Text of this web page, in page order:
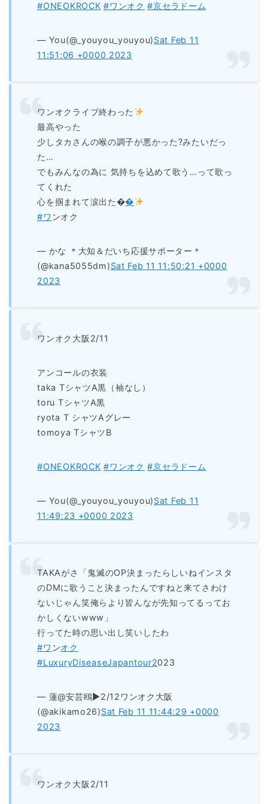
#ONEOKROCK #ワンオク #京セラドーム
— You(@_youyou_youyou)Sat Feb 11
11:51:06 +0000 2023
ワンオクライブ終わった
最高やった
少しタカさんの喉の調子が悪かった?みたいだっ
た…
でもみんなの為に 気持ちを込めて歌う…って歌っ
てくれた
心を掴まれて涙出た��
#ワ ンオク
— かな ＊大知＆だいち応援サポーター＊
(@kana5055dm)Sat Feb 11 11:50:21 +0000
2023
ワンオク大阪2/11
アンコールの衣装
taka TシャツA黒（袖なし）
toru TシャツA黒
ryota T シャツAグレー
tomoya TシャツB
#ONEOKROCK #ワンオク #京セラドーム
— You(@_youyou_youyou)Sat Feb 11
11:49:23 +0000 2023
TAKAがさ「鬼滅のOP決まったらしいねインスタ
のDMに歌うこと決まったんですねと来てさわけ
ないじゃん笑俺らより皆んなが先知ってるってお
かしくないwww」
行ってた時の思い出し笑いしたわ
#ワ ンオク
#LuxuryDiseaseJapantour2023
— 蓮@安芸鴎▶︎2/12ワンオク大阪
(@akikamo26)Sat Feb 11 11:44:29 +0000
2023
ワンオク大阪2/11